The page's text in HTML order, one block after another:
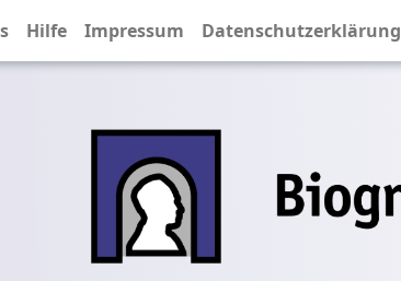
Hilfe Impressum Datenschutzerklärung